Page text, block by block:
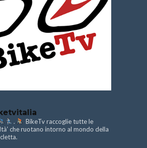
.
BikeTv raccoglie tutte le
che ruotano intorno al mondo della